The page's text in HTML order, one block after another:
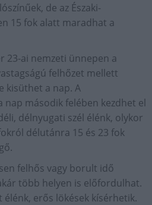
de az Északi-
15 fok alatt maradhat a
23-ai nemzeti ünnepen a
felhőzet mellett
kisüthet a nap. A
nap második felében kezdhet el
délnyugati szél élénk, olykor
délutánra 15 és 23 fok
felhős vagy borult idő
több helyen is előfordulhat.
erős lökések kísérhetik.